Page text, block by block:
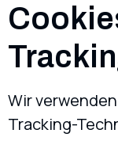
Wir
Tracking-